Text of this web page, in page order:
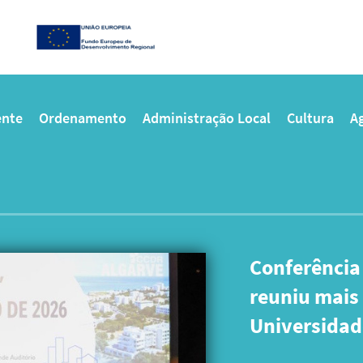
Ordenamento Administração Local Cultura
CCDR
na Feira da